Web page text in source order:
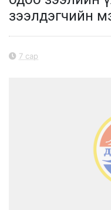
зээлдэгчийн
7 сар